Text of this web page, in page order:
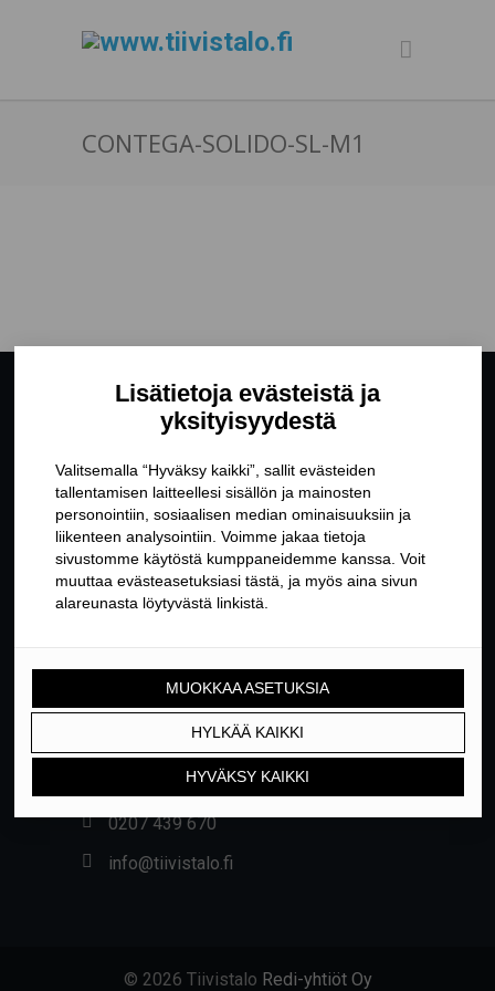
CONTEGA-SOLIDO-SL-M1
YHTEYSTIEDOT
Yrittäjäntie 24, 01800 KLAUKKALA
0207 439 670
info@tiivistalo.fi
© 2026 Tiivistalo Redi-yhtiöt Oy